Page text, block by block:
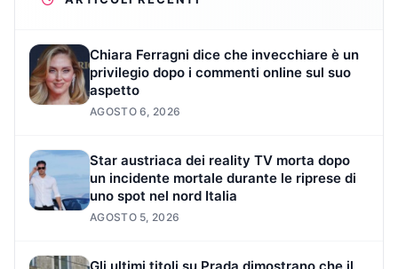
Chiara Ferragni dice che invecchiare è un
privilegio dopo i commenti online sul suo
aspetto
AGOSTO 6, 2026
Star austriaca dei reality TV morta dopo
un incidente mortale durante le riprese di
uno spot nel nord Italia
AGOSTO 5, 2026